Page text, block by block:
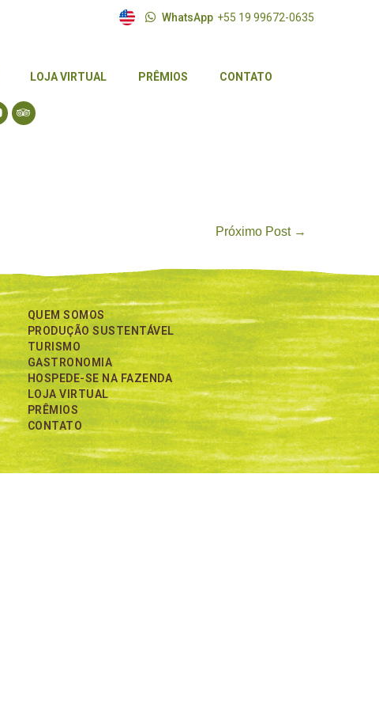
WhatsApp +55 19 99672-0635
LOJA VIRTUAL PRÊMIOS
CONTATO
Próximo Post →
QUEM SOMOS
PRODUÇÃO SUSTENTÁVEL
TURISMO
GASTRONOMIA
HOSPEDE-SE NA FAZENDA
LOJA VIRTUAL
PRÊMIOS
CONTATO